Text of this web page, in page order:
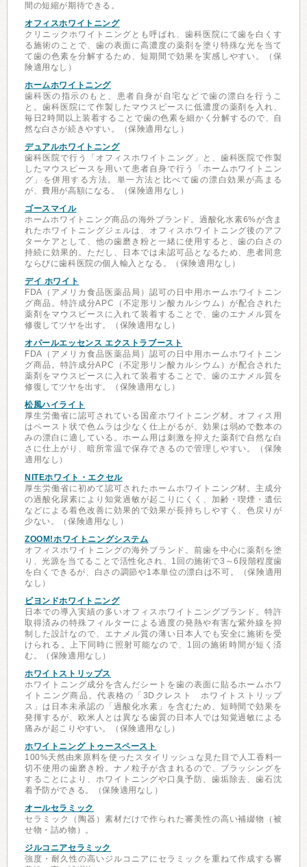
間の短縮が期待できる。
オフィスホワイトニング
クリニックホワイトニングとも呼ばれ、歯科医院にて歯を白くす
る施術のことで、歯の表面に高濃度の薬剤を塗り特殊な光を当て
て歯の色素を分解するため、短期間で効果を実感しやすい。（保
険適用なし）
ホームホワイトニング
歯科医の指示のもと、患者自身が自宅などで歯の漂白を行うこ
と。歯科医院にて作製したマウスピースに低濃度の薬剤を入れ、
毎日2時間以上装着することで歯の色素を細かく分解するので、自
然な白さが続きやすい。（保険適用なし）
デュアルホワイトニング
歯科医院で行う「オフィスホワイトニング」と、歯科医院で作製
したマウスピースを用いて患者自身で行う「ホームホワイトニン
グ」を併用する方法。単一方法と比べて歯の漂白効果が高まる
が、費用が高額になる。（保険適用なし）
ゴースマイル
ホームホワイトニング商品の海外ブランド。過酸化水素6%が含ま
れたホワイトニングジェルは、オフィスホワイトニング後のアフ
ターケアとして、他の歯磨き粉と一緒に使用すると、歯の白さの
持続に効果的。ただし、日本では未認可品となるため、患者同意
ならびに歯科医院の個人輸入となる。（保険適用なし）
デイ ホワイト
FDA（アメリカ食品医薬品局）認可の日中用ホームホワイトニン
グ商品。特許成分APC（不定形リン酸カルシウム）が配合された
薬剤をマウスピースに入れて装着することで、歯のエナメル質を
修復してツヤを出す。（保険適用なし）
オパールエッセンス エクストラブースト
FDA（アメリカ食品医薬品局）認可の日中用ホームホワイトニン
グ商品。特許成分APC（不定形リン酸カルシウム）が配合された
薬剤をマウスピースに入れて装着することで、歯のエナメル質を
修復してツヤを出す。（保険適用なし）
松風ハイライト
厚生労働省に認可されている国産ホワイトニング材。オフィス用
はペースト状で色ムラは少なく仕上がるが、効果は弱めで数本の
みの漂白に適している。ホーム用は刺激を抑えた薬剤で自然な白
さに仕上がり、暗所常温で保存できるので管理しやすい。（保険
適用なし）
NITEホワイト・エクセル
厚生労働省に初めて認可されたホームホワイトニング材。主成分
の過酸化尿素により知覚過敏が起こりにくく、加齢・喫煙・遺伝
などによる着色改善に効果的で効果が長持ちしやすく、色戻りが
少ない。（保険適用なし）
ZOOM!ホワイトニングシステム
オフィスホワイトニングの海外ブランド。前歯を中心に薬剤を塗
り、光源を当てることで活性化され、1回の施術で3～6段階程度歯
を白くできるが、白さの調節や1本単位の漂白は不可。（保険適用
なし）
ビヨンドホワイトニング
日本での導入実績の多いオフィスホワイトニングブランド。特許
取得済みの特殊フィルターによる過度の発熱や有害な紫外線を抑
制した設計なので、エナメル質の薄い日本人でも安全に施術を受
けられる。上下同時に照射可能なので、1回の施術時間が短く済
む。（保険適用なし）
ホワイトストリップス
ホワイトニング成分を含んだシートを歯の表面に貼るホームホワ
イトニング商品。代表格の「3Dクレスト ホワイトストリップ
ス」は日本未承認の「過酸化水素」を含むため、短時間で効果を
発揮するが、欧米人とは異なる歯質の日本人では知覚過敏による
痛みが起こりやすい。（保険適用なし）
ホワイトニング トゥースペースト
100%天然由来原料を使ったスタイリッシュな見た目で人工香料一
切不使用の歯磨き粉。ナノ粒子が含まれるので、ブラッシングを
することにより、ホワイトニングや口臭予防、歯垢除去、歯石沈
着予防ができる。（保険適用なし）
オールセラミック
セラミック（陶器）素材だけで作られた審美性の高い補綴物（被
せ物・詰め物）。
ジルコニアセラミック
強度・耐久性の高いジルコニアにセラミックを重ねて作成する審